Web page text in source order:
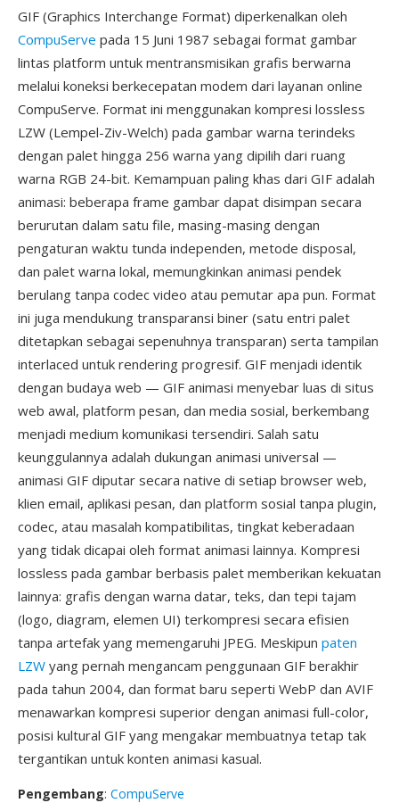
GIF (Graphics Interchange Format) diperkenalkan oleh
CompuServe pada 15 Juni 1987 sebagai format gambar
lintas platform untuk mentransmisikan grafis berwarna
melalui koneksi berkecepatan modem dari layanan online
CompuServe. Format ini menggunakan kompresi lossless
LZW (Lempel-Ziv-Welch) pada gambar warna terindeks
dengan palet hingga 256 warna yang dipilih dari ruang
warna RGB 24-bit. Kemampuan paling khas dari GIF adalah
animasi: beberapa frame gambar dapat disimpan secara
berurutan dalam satu file, masing-masing dengan
pengaturan waktu tunda independen, metode disposal,
dan palet warna lokal, memungkinkan animasi pendek
berulang tanpa codec video atau pemutar apa pun. Format
ini juga mendukung transparansi biner (satu entri palet
ditetapkan sebagai sepenuhnya transparan) serta tampilan
interlaced untuk rendering progresif. GIF menjadi identik
dengan budaya web — GIF animasi menyebar luas di situs
web awal, platform pesan, dan media sosial, berkembang
menjadi medium komunikasi tersendiri. Salah satu
keunggulannya adalah dukungan animasi universal —
animasi GIF diputar secara native di setiap browser web,
klien email, aplikasi pesan, dan platform sosial tanpa plugin,
codec, atau masalah kompatibilitas, tingkat keberadaan
yang tidak dicapai oleh format animasi lainnya. Kompresi
lossless pada gambar berbasis palet memberikan kekuatan
lainnya: grafis dengan warna datar, teks, dan tepi tajam
(logo, diagram, elemen UI) terkompresi secara efisien
tanpa artefak yang memengaruhi JPEG. Meskipun paten
LZW yang pernah mengancam penggunaan GIF berakhir
pada tahun 2004, dan format baru seperti WebP dan AVIF
menawarkan kompresi superior dengan animasi full-color,
posisi kultural GIF yang mengakar membuatnya tetap tak
tergantikan untuk konten animasi kasual.
Pengembang: CompuServe